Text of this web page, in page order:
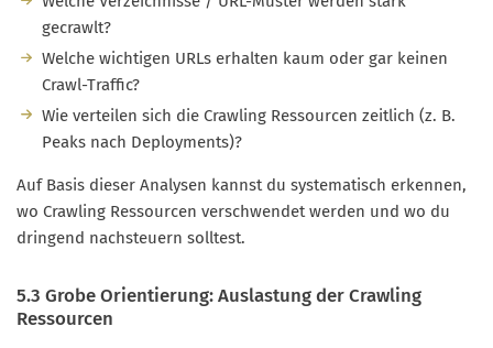
gecrawlt?
Welche wichtigen URLs erhalten kaum oder gar keinen
Crawl-Traffic?
Wie verteilen sich die Crawling Ressourcen zeitlich (z. B.
Peaks nach Deployments)?
Auf Basis dieser Analysen kannst du systematisch erkennen,
wo Crawling Ressourcen verschwendet werden und wo du
dringend nachsteuern solltest.
5.3 Grobe Orientierung: Auslastung der Crawling
Ressourcen